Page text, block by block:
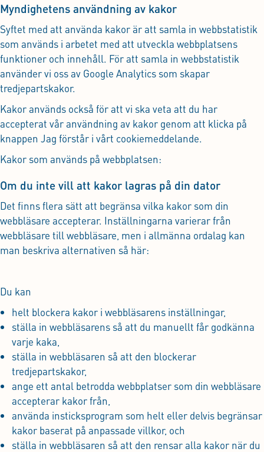
Myndighetens användning av kakor
Syftet med att använda kakor är att samla in webbstatistik
som används i arbetet med att utveckla webbplatsens
funktioner och innehåll. För att samla in webbstatistik
använder vi oss av Google Analytics som skapar
tredjepartskakor.
Kakor används också för att vi ska veta att du har
accepterat vår användning av kakor genom att klicka på
knappen Jag förstår i vårt cookiemeddelande.
Kakor som används på webbplatsen:
Om du inte vill att kakor lagras på din dator
Det finns flera sätt att begränsa vilka kakor som din
webbläsare accepterar. Inställningarna varierar från
webbläsare till webbläsare, men i allmänna ordalag kan
man beskriva alternativen så här:
Du kan
helt blockera kakor i webbläsarens inställningar,
ställa in webbläsarens så att du manuellt får godkänna
varje kaka,
ställa in webbläsaren så att den blockerar
tredjepartskakor,
ange ett antal betrodda webbplatser som din webbläsare
accepterar kakor från,
använda insticksprogram som helt eller delvis begränsar
kakor baserat på anpassade villkor, och
ställa in webbläsaren så att den rensar alla kakor när du